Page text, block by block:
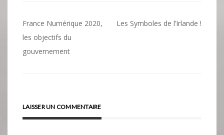
Navigation
de
l’article
France Numérique 2020,
les objectifs du
gouvernement
Les Symboles de l’Irlande !
LAISSER UN COMMENTAIRE